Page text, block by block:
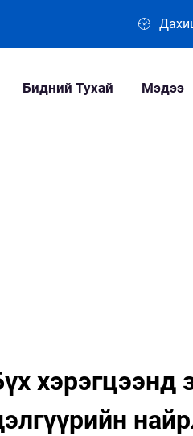
Бидний Тухай Мэдээ
хэрэгцээнд